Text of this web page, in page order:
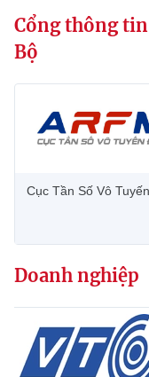
Cổng thông
Bộ
Cục Tần Số Vô
Doanh nghiệp